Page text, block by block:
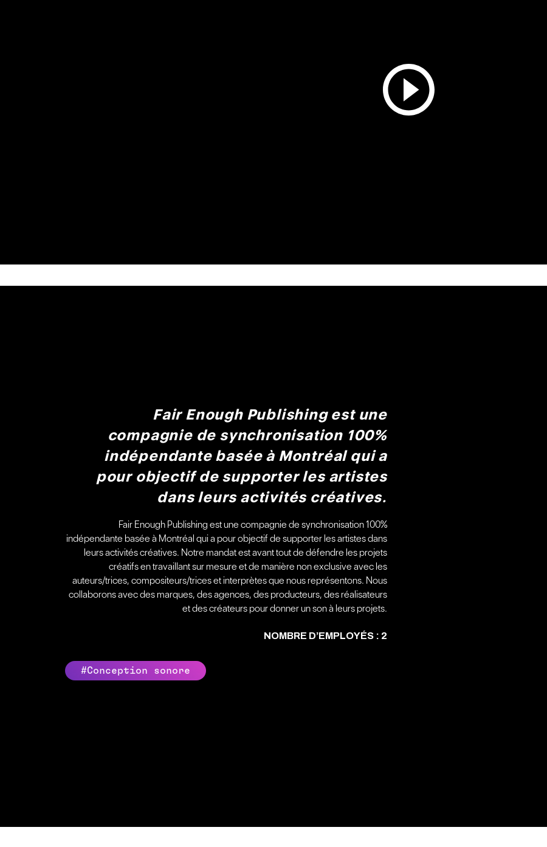
Fair Enough Publishing est une
compagnie de synchronisation 100%
indépendante basée à Montréal qui a
pour objectif de supporter les artistes
dans leurs activités créatives.
Fair Enough Publishing est une compagnie de synchronisation 100%
indépendante basée à Montréal qui a pour objectif de supporter les artistes dans
leurs activités créatives. Notre mandat est avant tout de défendre les projets
créatifs en travaillant sur mesure et de manière non exclusive avec les
auteurs/trices, compositeurs/trices et interprètes que nous représentons. Nous
collaborons avec des marques, des agences, des producteurs, des réalisateurs
et des créateurs pour donner un son à leurs projets.
NOMBRE D’EMPLOYÉS : 2
#Conception sonore